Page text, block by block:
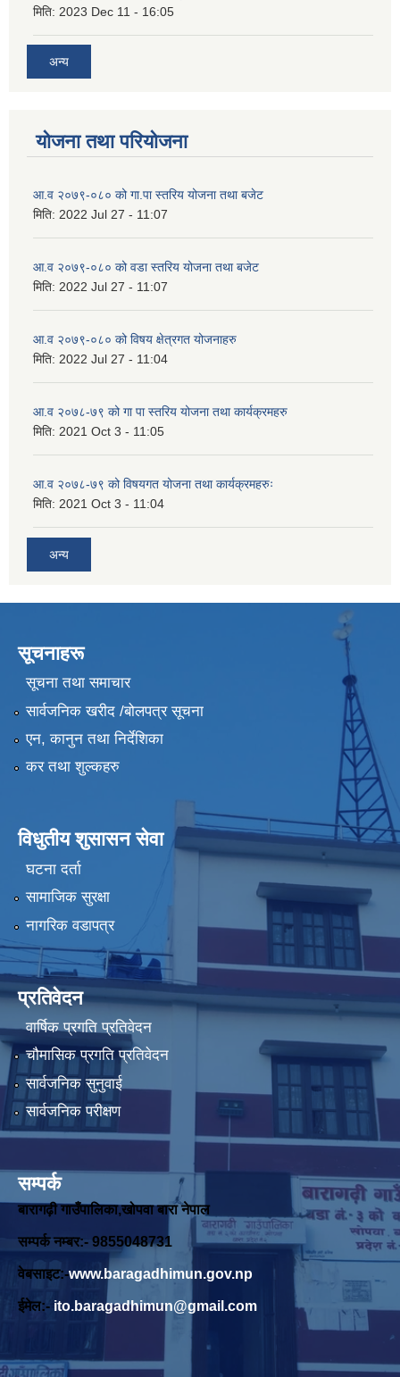
मिति: 2023 Dec 11 - 16:05
अन्य
योजना तथा परियोजना
आ.व २०७९-०८० को गा.पा स्तरिय योजना तथा बजेट
मिति: 2022 Jul 27 - 11:07
आ.व २०७९-०८० को वडा स्तरिय योजना तथा बजेट
मिति: 2022 Jul 27 - 11:07
आ.व २०७९-०८० को विषय क्षेत्रगत योजनाहरु
मिति: 2022 Jul 27 - 11:04
आ.व २०७८-७९ को गा पा स्तरिय योजना तथा कार्यक्रमहरु
मिति: 2021 Oct 3 - 11:05
आ.व २०७८-७९ को विषयगत योजना तथा कार्यक्रमहरुः
मिति: 2021 Oct 3 - 11:04
अन्य
सूचनाहरू
सूचना तथा समाचार
सार्वजनिक खरीद /बोलपत्र सूचना
एन, कानुन तथा निर्देशिका
कर तथा शुल्कहरु
विधुतीय शुसासन सेवा
घटना दर्ता
सामाजिक सुरक्षा
नागरिक वडापत्र
प्रतिवेदन
वार्षिक प्रगति प्रतिवेदन
चौमासिक प्रगति प्रतिवेदन
सार्वजनिक सुनुवाई
सार्वजनिक परीक्षण
सम्पर्क
बारागढ़ी गाउँपालिका,खोपवा बारा नेपाल
सम्पर्क नम्बर:- 9855048731
वेबसाइट:-www.baragadhimun.gov.np
ईमेल:- ito.baragadhimun@gmail.com